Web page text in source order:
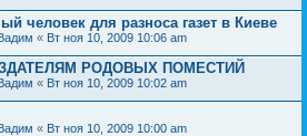
человек для разноса газет в Киеве
« Вт ноя 10, 2009 10:06 am
РОДОВЫХ ПОМЕСТИЙ
« Вт ноя 10, 2009 10:02 am
« Вт ноя 10, 2009 10:00 am